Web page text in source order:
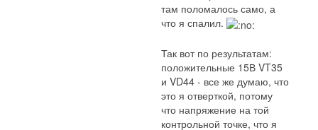
там поломалось само, а
что я спалил.
Так вот по результатам:
положительные 15В VT35
и VD44 - все же думаю, что
это я отверткой, потому
что напряжение на той
контрольной точке, что я